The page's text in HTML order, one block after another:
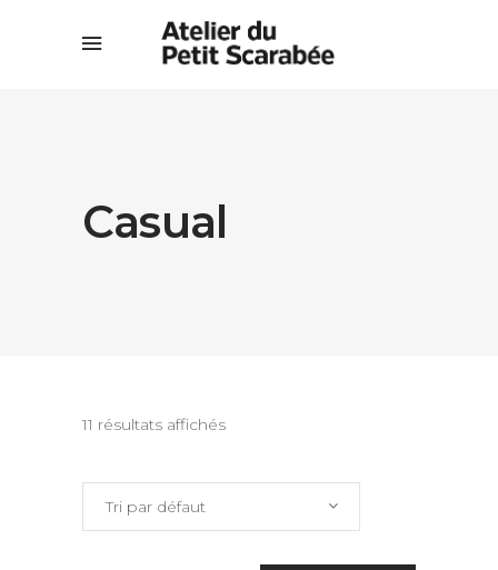
Casual
11 résultats affichés
Tri par défaut